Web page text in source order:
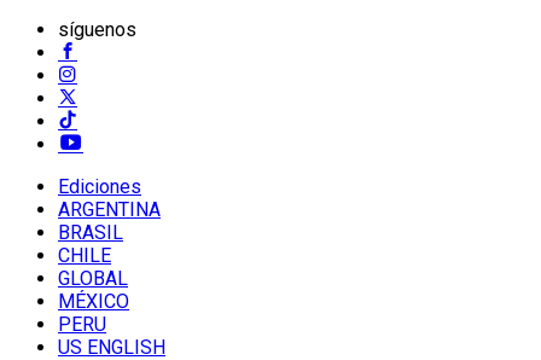
síguenos
Ediciones
ARGENTINA
BRASIL
CHILE
GLOBAL
MÉXICO
PERU
US ENGLISH